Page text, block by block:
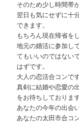
動
そのため少し時間帯
翌日も気にせずに十
できます。
もちろん現在帰省を
地元の婚活に参加し
てもいいのではない
はずです。
大人の恋活合コンで
真剣に結婚や恋愛の
をお待ちしております
あなたの今年の出会
あなたの太田市合コ